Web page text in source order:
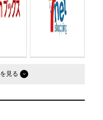
四六判